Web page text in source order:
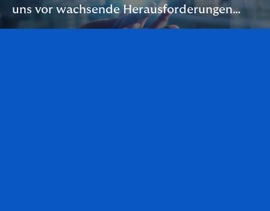
uns vor wachsende Herausforderungen…